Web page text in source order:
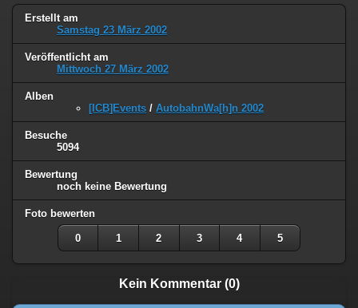
Erstellt am
Samstag 23 März 2002
Veröffentlicht am
Mittwoch 27 März 2002
Alben
[ICB]Events / AutobahnWa[h]n 2002
Besuche
5094
Bewertung
noch keine Bewertung
Foto bewerten
0 1 2 3 4 5
Kein Kommentar (0)